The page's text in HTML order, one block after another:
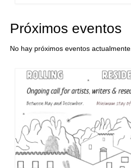
Próximos eventos
No hay próximos eventos actualmente.